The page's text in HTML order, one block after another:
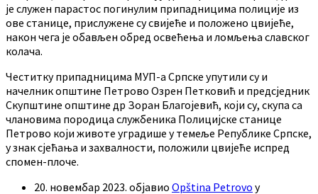
је служен парастос погинулим припадницима полиције из
ове станице, прислужене су свијеће и положено цвијеће,
након чега је обављен обред освећења и ломљења славског
колача.
Честитку припадницима МУП-а Српске упутили су и
начелник општине Петрово Озрен Петковић и предсједник
Скупштине општине др Зоран Благојевић, који су, скупа са
члановима породица службеника Полицијске станице
Петрово који животе уградише у темеље Републике Српске,
у знак сјећања и захвалности, положили цвијеће испред
спомен-плоче.
20. новембар 2023. објавио Opština Petrovo у